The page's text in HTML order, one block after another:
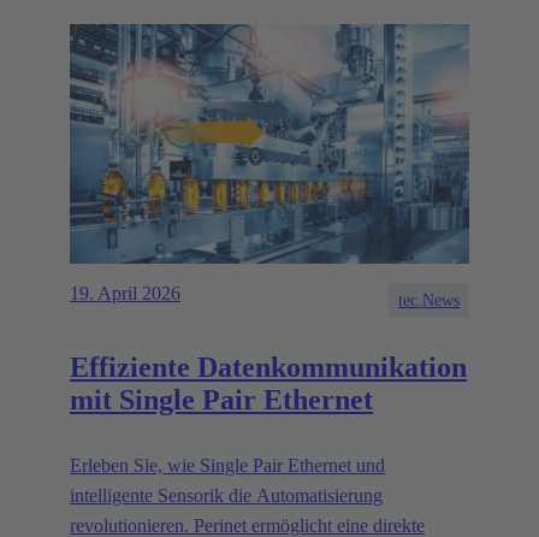
19. April 2026 tec.News
Effiziente Datenkommunikation
mit Single Pair Ethernet
Erleben Sie, wie Single Pair Ethernet und
intelligente Sensorik die Automatisierung
revolutionieren. Perinet ermöglicht eine direkte